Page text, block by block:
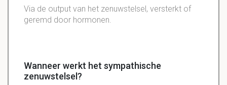
Via de output van het zenuwstelsel, versterkt of
geremd door hormonen.
Wanneer werkt het sympathische
zenuwstelsel?